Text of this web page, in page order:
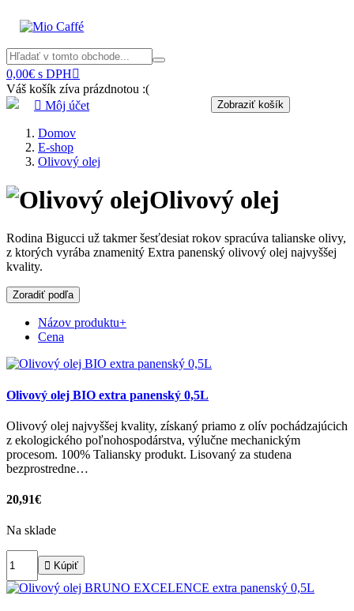
0,00€ s DPH
Váš košík zíva prázdnotou :(
Zobraziť košík
 Môj účet
Domov
E-shop
Olivový olej
Olivový olej
Rodina Bigucci už takmer šesťdesiat rokov spracúva talianske olivy,
z ktorých vyrába znamenitý Extra panenský olivový olej najvyššej
kvality.
Zoradiť podľa
Názov produktu+
Cena
Olivový olej BIO extra panenský 0,5L
Olivový olej najvyššej kvality, získaný priamo z olív pochádzajúcich
z ekologického poľnohospodárstva, výlučne mechanickým
procesom. 100% Taliansky produkt. Lisovaný za studena
bezprostredne…
20,91€
Na sklade
 Kúpiť